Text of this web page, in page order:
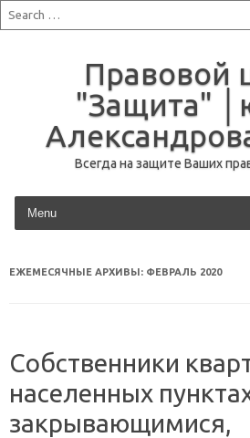
Правовой
"Защита"
Всегда на защите Ваших
перейти к содержанию
ЕЖЕМЕСЯЧНЫЕ АРХИВЫ: ФЕВРАЛЬ 2020
Собственники
населенных
закрывающимися,